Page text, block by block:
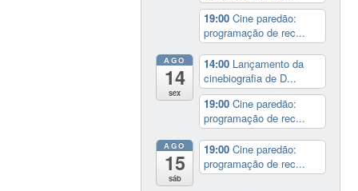
19:00Cine paredão:
programação de rec...
AGO
14
sex
14:00 Lançamento da
cinebiografia de D...
19:00Cine paredão:
programação de rec...
AGO
15
sáb
19:00Cine paredão:
programação de rec...